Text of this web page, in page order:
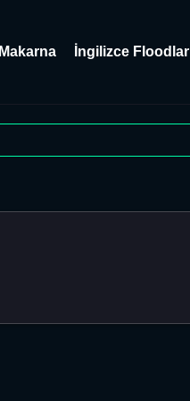
Makarna İngilizce Floodlar